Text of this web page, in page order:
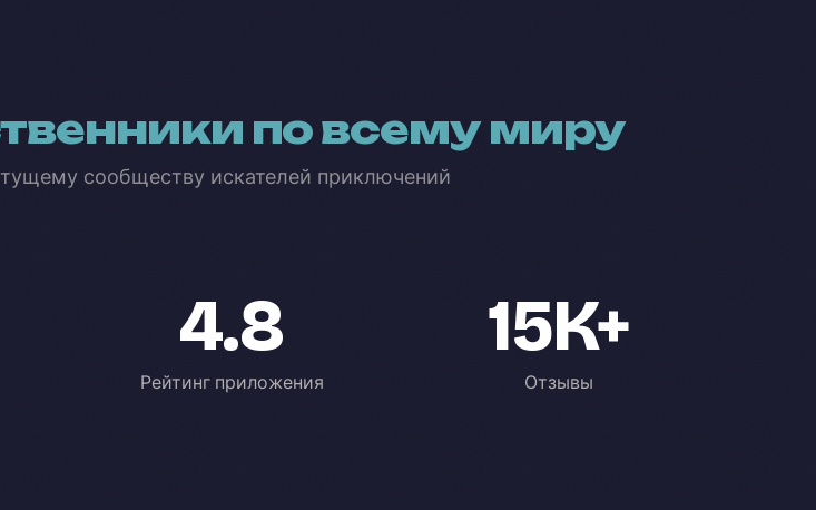
по всему миру
сообществу искателей приключений
4.8
Рейтинг приложения
15K+
Отзывы